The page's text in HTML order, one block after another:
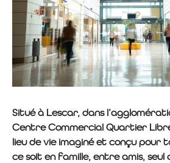
Situé à Lescar, dans
Centre Commercial Quartier
lieu de vie imaginé et conçu pour
ce soit en famille, entre amis, seul